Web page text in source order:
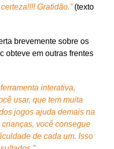
Gratidão.” (texto
brevemente sobre os
obteve em outras frentes
interativa,
usar, que tem muita
jogos ajuda demais na
você consegue
de cada um. Isso